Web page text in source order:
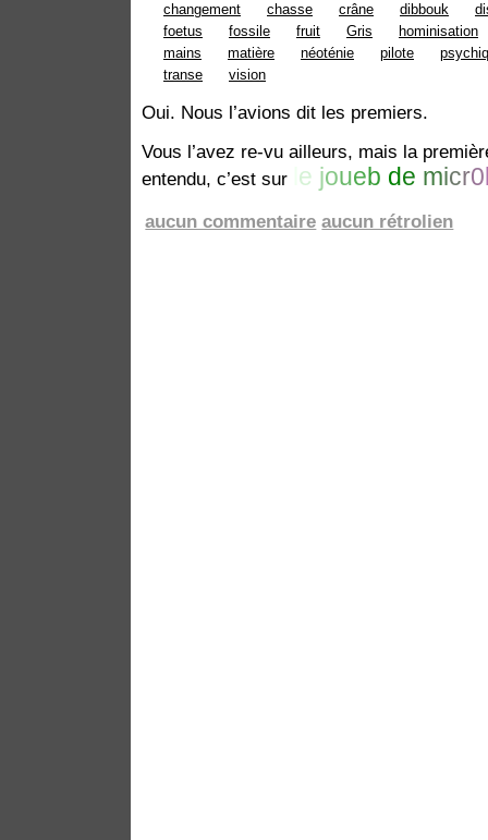
changement
chasse crâne dibbouk
foetus
fossile fruit Gris
hominisation
mains
matière néoténie pilote
transe
vision
Oui. Nous l’avions dit les premiers.
Vous l’avez re-vu ailleurs, mais la
entendu, c’est sur e joueb de micr0
aucun commentaire aucun rétrolien